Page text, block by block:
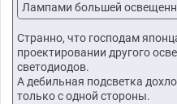
Лампами большей
Cтранно, что господам
проектировании другого
светодиодов.
А дебильная подсветка
только с одной стороны.